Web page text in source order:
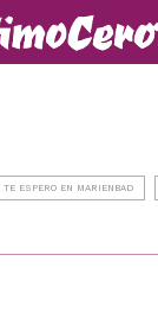
ESPERO EN MARIENBAD